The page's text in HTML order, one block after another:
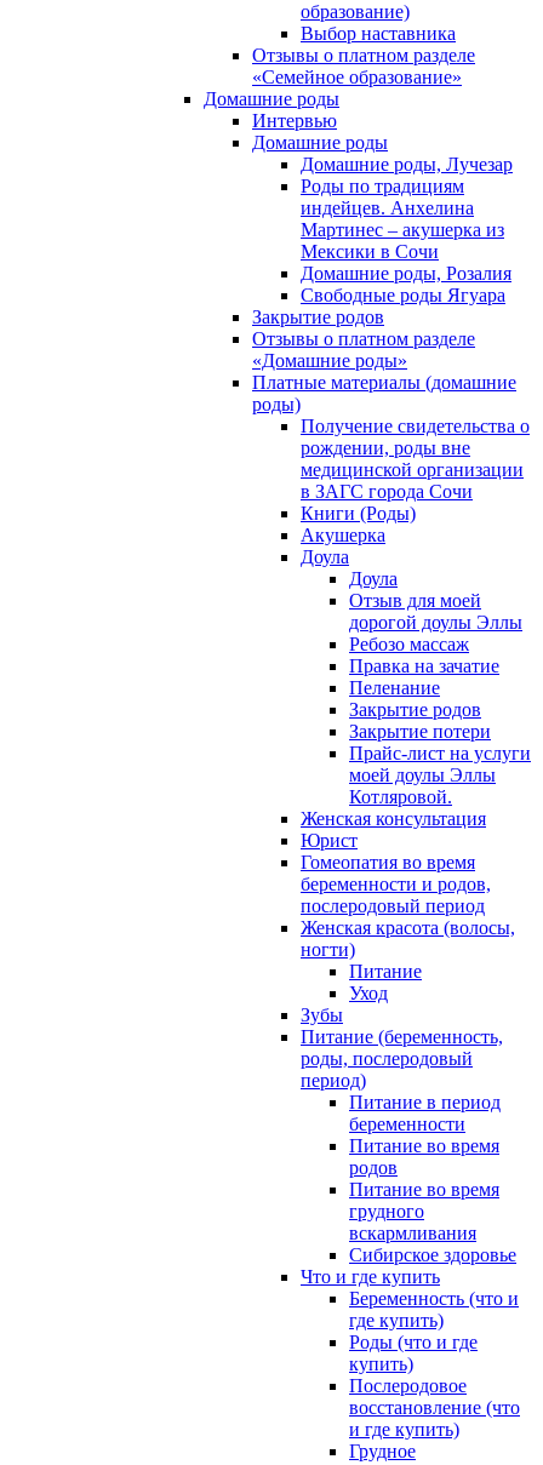
образование)
Выбор наставника
Отзывы о платном разделе
«Семейное образование»
Домашние роды
Интервью
Домашние роды
Домашние роды, Лучезар
Роды по традициям
индейцев. Анхелина
Мартинес – акушерка из
Мексики в Сочи
Домашние роды, Розалия
Свободные роды Ягуара
Закрытие родов
Отзывы о платном разделе
«Домашние роды»
Платные материалы (домашние
роды)
Получение свидетельства о
рождении, роды вне
медицинской организации
в ЗАГС города Сочи
Книги (Роды)
Акушерка
Доула
Доула
Отзыв для моей
дорогой доулы Эллы
Ребозо массаж
Правка на зачатие
Пеленание
Закрытие родов
Закрытие потери
Прайс-лист на услуги
моей доулы Эллы
Котляровой.
Женская консультация
Юрист
Гомеопатия во время
беременности и родов,
послеродовый период
Женская красота (волосы,
ногти)
Питание
Уход
Зубы
Питание (беременность,
роды, послеродовый
период)
Питание в период
беременности
Питание во время
родов
Питание во время
грудного
вскармливания
Сибирское здоровье
Что и где купить
Беременность (что и
где купить)
Роды (что и где
купить)
Послеродовое
восстановление (что
и где купить)
Грудное